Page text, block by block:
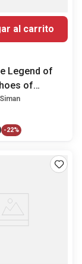
al carrito
Legend of
of
Nintendo
Siman
-22%